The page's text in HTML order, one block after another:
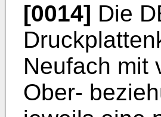
[0014] Die
Neufach mit
Ober-